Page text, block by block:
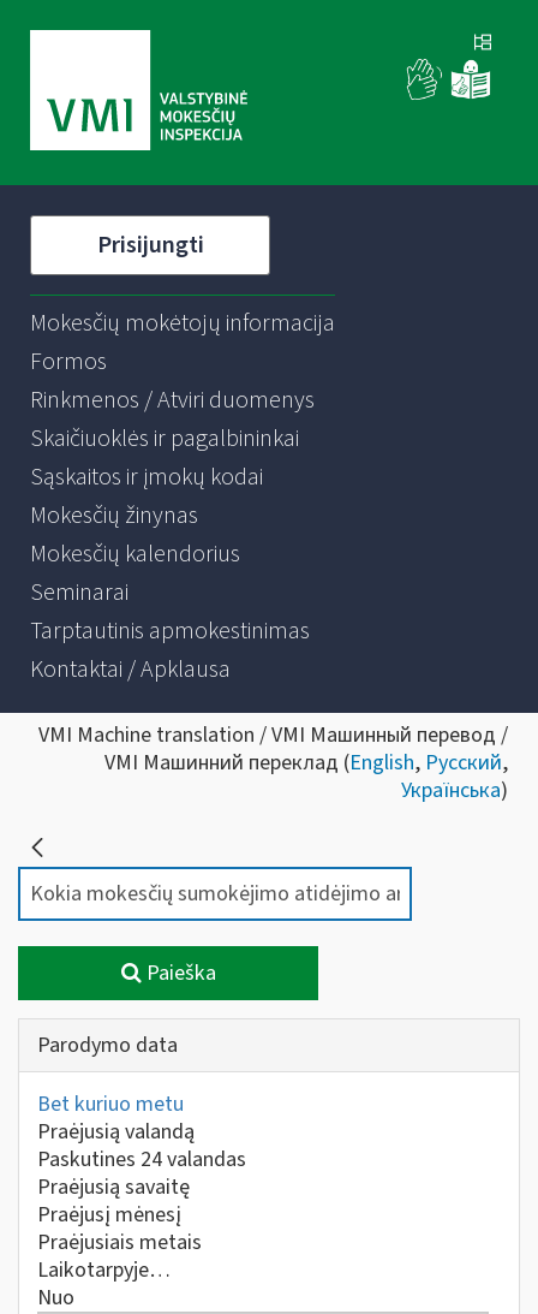
Prisijungti
Mokesčių mokėtojų informacija
Formos
Rinkmenos / Atviri duomenys
Skaičiuoklės ir pagalbininkai
Sąskaitos ir įmokų kodai
Mokesčių žinynas
Mokesčių kalendorius
Seminarai
Tarptautinis apmokestinimas
Kontaktai / Apklausa
VMI Machine translation / VMI Машинный перевод /
VMI Машинний переклад (English, Русский,
Українська)
Paieška
Parodymo data
Bet kuriuo metu
Praėjusią valandą
Paskutines 24 valandas
Praėjusią savaitę
Praėjusį mėnesį
Praėjusiais metais
Laikotarpyje…
Nuo